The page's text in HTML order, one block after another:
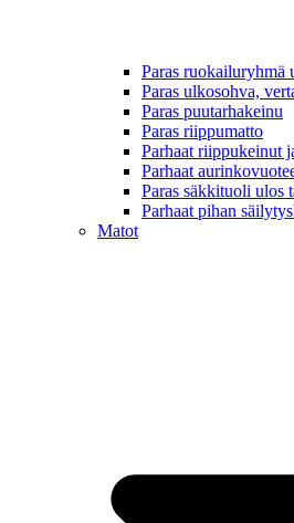
Paras ruokailuryhmä
Paras ulkosohva,
Paras puutarhakeinu
Paras riippumatto
Parhaat riippukeinut
Parhaat
Paras säkkituoli ulos
Parhaat pihan
Matot